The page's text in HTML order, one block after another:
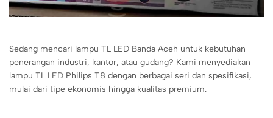
Sedang mencari lampu TL LED Banda Aceh untuk kebutuhan
penerangan industri, kantor, atau gudang? Kami menyediakan
lampu TL LED Philips T8 dengan berbagai seri dan spesifikasi,
mulai dari tipe ekonomis hingga kualitas premium.